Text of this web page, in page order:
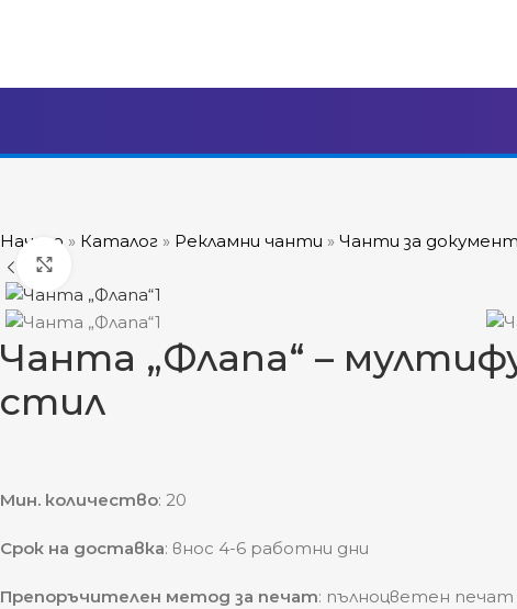
Начало » Каталог » Рекламни чанти »Чанти за
Чанта „Флапа“ –
стил
Мин. количество: 20
Срок на доставка: внос 4-6 работни дни
Препоръчителен метод за печат: пълноцветен печат